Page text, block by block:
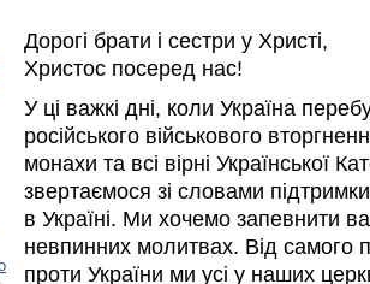
Дорогі брати і сестри у Христі,
Христос посеред нас!
У ці важкі дні, коли Україна
російського військового
монахи та всі вірні Української
звертаємося зі словами
в Україні. Ми хочемо запевнити
невпинних молитвах. Від самого
проти України ми усі у наших